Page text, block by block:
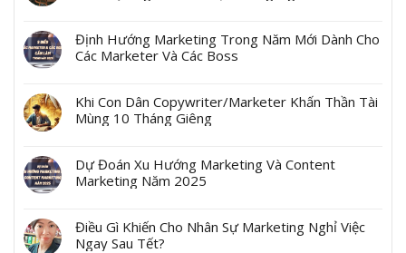
Định Hướng Marketing Trong Năm Mới Dành Cho
Các Marketer Và Các Boss
Khi Con Dân Copywriter/Marketer Khấn Thần Tài
Mùng 10 Tháng Giêng
Dự Đoán Xu Hướng Marketing Và Content
Marketing Năm 2025
Điều Gì Khiến Cho Nhân Sự Marketing Nghỉ Việc
Ngay Sau Tết?